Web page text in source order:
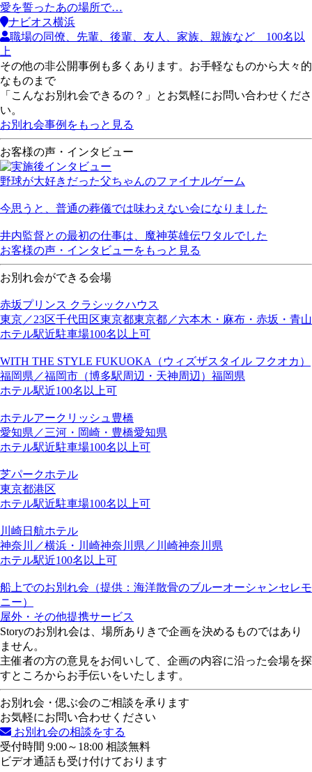
愛を誓ったあの場所で…
ナビオス横浜
職場の同僚、先輩、後輩、友人、家族、親族など 100名以
上
その他の非公開事例も多くあります。お手軽なものから大々的
なものまで
「こんなお別れ会できるの？」とお気軽にお問い合わせくださ
い。
お別れ会事例をもっと見る
お客様の声・インタビュー
野球が大好きだった父ちゃんのファイナルゲーム
今思うと、普通の葬儀では味わえない会になりました
井内監督との最初の仕事は、魔神英雄伝ワタルでした
お客様の声・インタビューをもっと見る
お別れ会ができる会場
赤坂プリンス クラシックハウス
東京／23区千代田区東京都東京都／六本木・麻布・赤坂・青山
ホテル駅近駐車場100名以上可
WITH THE STYLE FUKUOKA（ウィズザスタイル フクオカ）
福岡県／福岡市（博多駅周辺・天神周辺） 福岡県
ホテル駅近100名以上可
ホテルアークリッシュ豊橋
愛知県／三河・岡崎・豊橋愛知県
ホテル駅近駐車場100名以上可
芝パークホテル
東京都港区
ホテル駅近駐車場100名以上可
川崎日航ホテル
神奈川／横浜・川崎神奈川県／川崎神奈川県
ホテル駅近100名以上可
船上でのお別れ会（提供：海洋散骨のブルーオーシャンセレモ
ニー）
屋外・その他提携サービス
Storyのお別れ会は、場所ありきで企画を決めるものではあり
ません。
主催者の方の意見をお伺いして、企画の内容に沿った会場を探
すところからお手伝いをいたします。
お別れ会・偲ぶ会のご相談を承ります
お気軽にお問い合わせください
お別れ会の相談をする
受付時間 9:00～18:00 相談無料
ビデオ通話も受け付けております